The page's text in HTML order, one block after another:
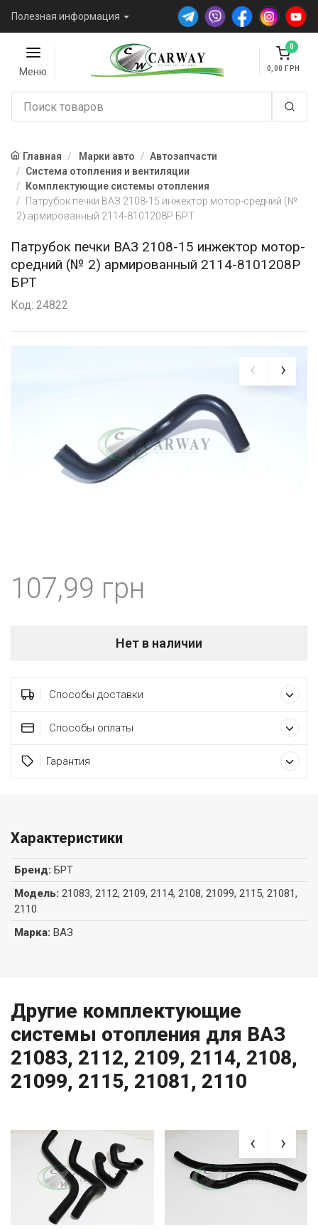
Полезная информация
Меню
0
0,00
Главная Марки авто
Автозапчасти
Система отопления и вентиляции
Комплектующие системы отопления
Патрубок печки ВАЗ 2108-15 инжектор мотор-средний (№
2) армированный 2114-8101208Р БРТ
Патрубок печки ВАЗ 2108-15 инжектор мотор-
средний (№ 2) армированный 2114-8101208Р
БРТ
Код: 24822
107,99
Нет в наличии
Способы доставки
Способы оплаты
Гарантия
Характеристики
Бренд: БРТ
Модель: 21083, 2112, 2109, 2114, 2108, 21099, 2115, 21081,
2110
Марка: ВАЗ
Другие комплектующие
системы отопления для ВАЗ
21083, 2112, 2109, 2114, 2108,
21099, 2115, 21081, 2110